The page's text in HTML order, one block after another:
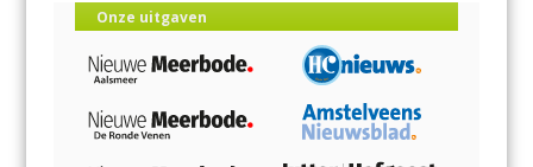
Onze uitgaven